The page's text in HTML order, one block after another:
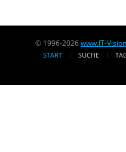
© 1996-2026www.IT-
START SUCHE